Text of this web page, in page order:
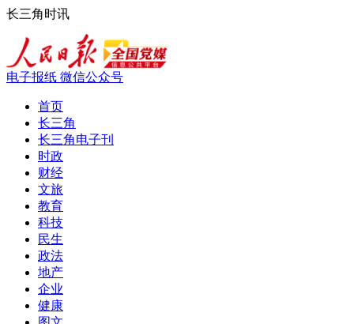
长三角时讯
电子报纸 微信公众号
首页
长三角
长三角电子刊
时政
财经
文旅
教育
科技
民生
政法
地产
企业
健康